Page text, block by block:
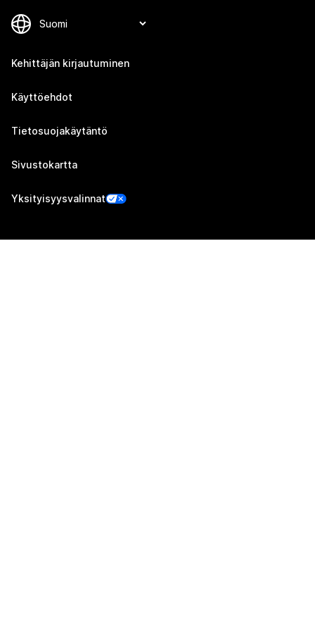
Kehittäjän kirjautuminen
Käyttöehdot
Tietosuojakäytäntö
Sivustokartta
Yksityisyysvalinnat